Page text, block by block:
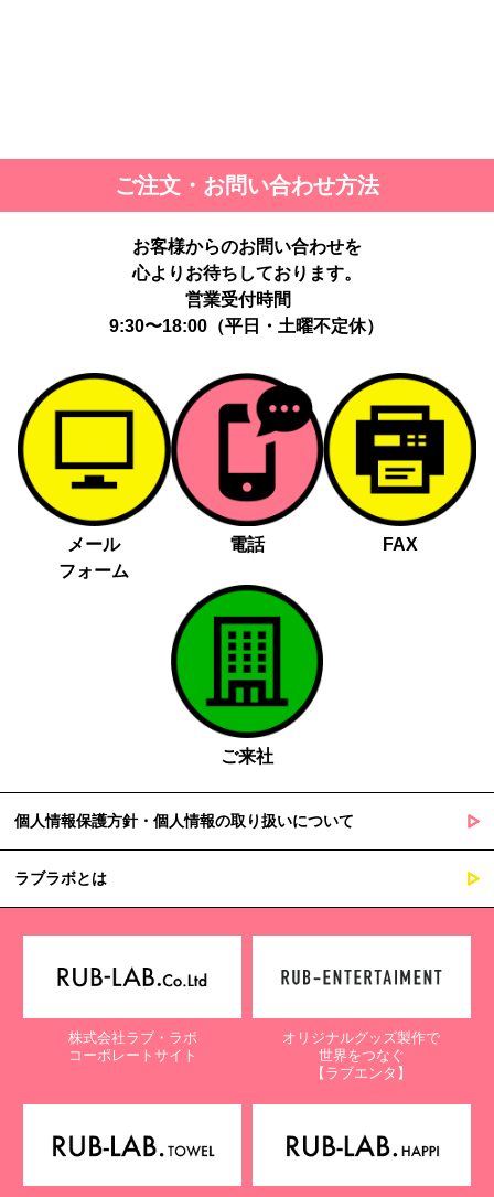
ご注文・お問い合わせ方法
お客様からのお問い合わせを
心よりお待ちしております。
営業受付時間
9:30〜18:00（平日・土曜不定休）
メール
フォーム
電話 FAX
ご来社
個人情報保護方針・個人情報の取り扱いについて
ラブラボとは
株式会社ラブ・ラボ
コーポレートサイト
オリジナルグッズ製作で
世界をつなぐ
【ラブエンタ】